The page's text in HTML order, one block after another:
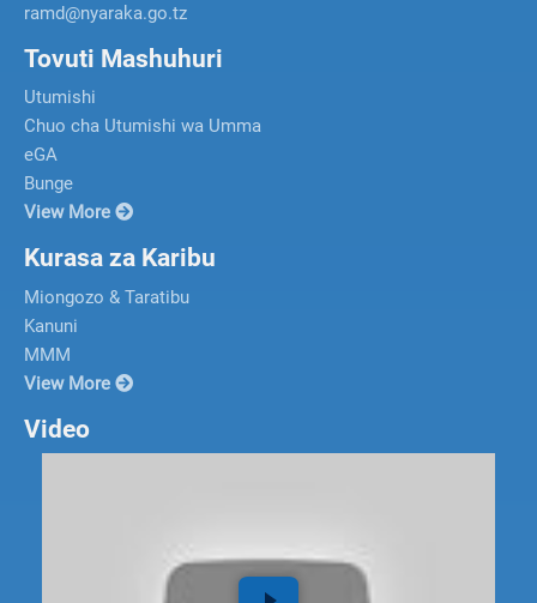
ramd@nyaraka.go.tz
Tovuti Mashuhuri
Utumishi
Chuo cha Utumishi wa Umma
eGA
Bunge
View More
Kurasa za Karibu
Miongozo & Taratibu
Kanuni
MMM
View More
Video